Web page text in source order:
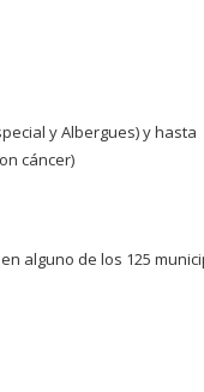
y Albergues) y hasta
cáncer)
alguno de los 125